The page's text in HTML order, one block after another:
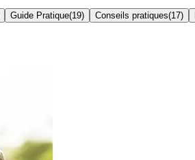
Guide Pratique(19) Conseils pratiques(17)